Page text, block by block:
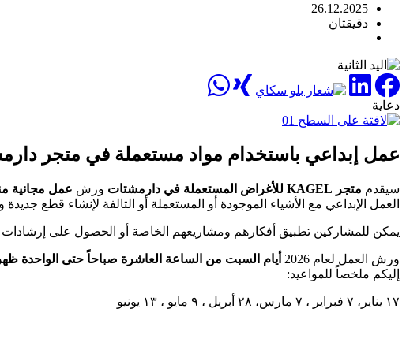
26.12.2025
دقيقتان
دعاية
عمل إبداعي باستخدام مواد مستعملة في متجر
سيقدم متجر KAGEL للأغراض المستعملة في دارمشتات ورش عمل مجانية
العمل الإبداعي مع الأشياء الموجودة أو المستعملة أو التالفة لإنشاء قطع
يمكن للمشاركين تطبيق أفكارهم ومشاريعهم الخاصة أو الحصول على إرشادات
ورش العمل لعام 2026 أيام السبت من الساعة العاشرة صباحاً حتى الواحدة
إليكم ملخصاً للمواعيد:
١٧ يناير، ٧ فبراير ، ٧ مارس، ٢٨ أبريل ، ٩ مايو ، ١٣ يونيو